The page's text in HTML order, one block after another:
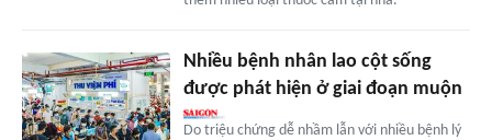
Nhiều bệnh nhân lao cột sống
được phát hiện ở giai đoạn muộn
Do triệu chứng dễ nhầm lẫn với nhiều bệnh lý